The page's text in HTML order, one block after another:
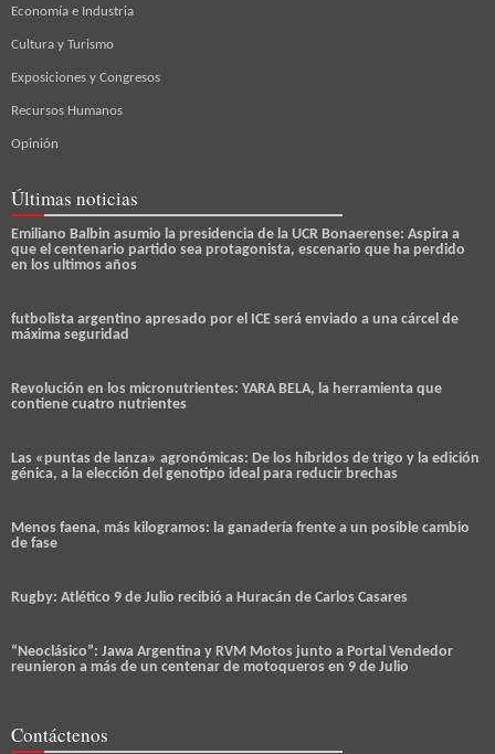
Economía e Industria
Cultura y Turismo
Exposiciones y Congresos
Recursos Humanos
Opinión
Últimas noticias
Emiliano Balbin asumio la presidencia de la UCR Bonaerense: Aspira a
que el centenario partido sea protagonista, escenario que ha perdido
en los ultimos años
futbolista argentino apresado por el ICE será enviado a una cárcel de
máxima seguridad
Revolución en los micronutrientes: YARA BELA, la herramienta que
contiene cuatro nutrientes
Las «puntas de lanza» agronómicas: De los híbridos de trigo y la edición
génica, a la elección del genotipo ideal para reducir brechas
Menos faena, más kilogramos: la ganadería frente a un posible cambio
de fase
Rugby: Atlético 9 de Julio recibió a Huracán de Carlos Casares
“Neoclásico”: Jawa Argentina y RVM Motos junto a Portal Vendedor
reunieron a más de un centenar de motoqueros en 9 de Julio
Contáctenos